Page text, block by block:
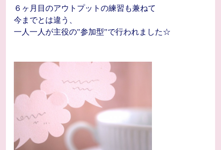
６ヶ月目のアウトプットの練習も兼ねて
今までとは違う、
一人一人が主役の"参加型"で行われました☆